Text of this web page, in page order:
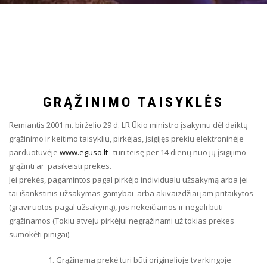
GRĄŽINIMO TAISYKLĖS
Remiantis 2001 m. birželio 29 d. LR Ūkio ministro įsakymu dėl daiktų
grąžinimo ir keitimo taisyklių, pirkėjas, įsigijęs prekių elektroninėje
parduotuvėje www.eguso.lt turi teisę per 14 dienų nuo jų įsigijimo
grąžinti ar pasikeisti prekes.
Jei prekės, pagamintos pagal pirkėjo individualų užsakymą arba jei
tai išankstinis užsakymas gamybai arba akivaizdžiai jam pritaikytos
(graviruotos pagal užsakymą), jos nekeičiamos ir negali būti
grąžinamos (Tokiu atveju pirkėjui negrąžinami už tokias prekes
sumokėti pinigai).
Grąžinama prekė turi būti originalioje tvarkingoje